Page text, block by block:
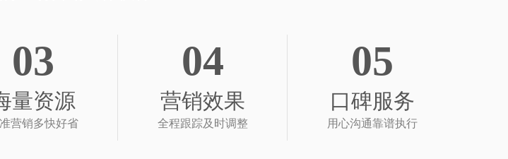
03
量资源
营销多快好省
04
营销效果
全程跟踪及时调整
05
口碑服务
用心沟通靠谱执行